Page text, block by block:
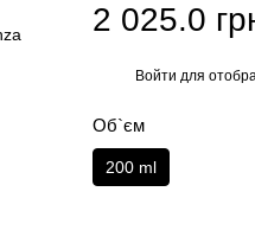
2 025.0
Войти для
Об`єм
200 ml